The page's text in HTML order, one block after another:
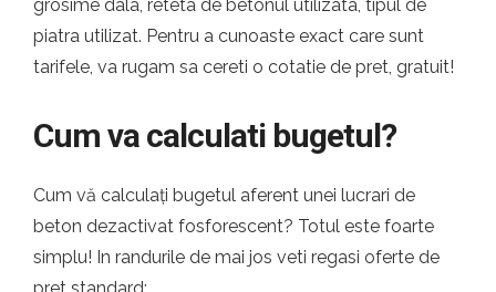
grosime dala, reteta de betonul utilizata, tipul de
piatra utilizat. Pentru a cunoaste exact care sunt
tarifele, va rugam sa cereti o cotatie de pret, gratuit!
Cum va calculati bugetul?
Cum vă calculați bugetul aferent unei lucrari de
beton dezactivat fosforescent? Totul este foarte
simplu! In randurile de mai jos veti regasi oferte de